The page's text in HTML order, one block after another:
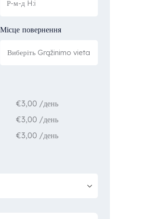
Місце повернення
€3,00 /день
€3,00 /день
€3,00 /день